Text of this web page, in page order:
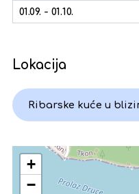
01.09. - 01.10.
Lokacija
Ribarske kuće u
+
−